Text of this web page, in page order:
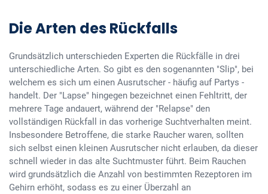
Die Arten des Rückfalls
Grundsätzlich unterschieden Experten die Rückfälle in drei
unterschiedliche Arten. So gibt es den sogenannten "Slip", bei
welchem es sich um einen Ausrutscher - häufig auf Partys -
handelt. Der "Lapse" hingegen bezeichnet einen Fehltritt, der
mehrere Tage andauert, während der "Relapse" den
vollständigen Rückfall in das vorherige Suchtverhalten meint.
Insbesondere Betroffene, die starke Raucher waren, sollten
sich selbst einen kleinen Ausrutscher nicht erlauben, da dieser
schnell wieder in das alte Suchtmuster führt. Beim Rauchen
wird grundsätzlich die Anzahl von bestimmten Rezeptoren im
Gehirn erhöht, sodass es zu einer Überzahl an